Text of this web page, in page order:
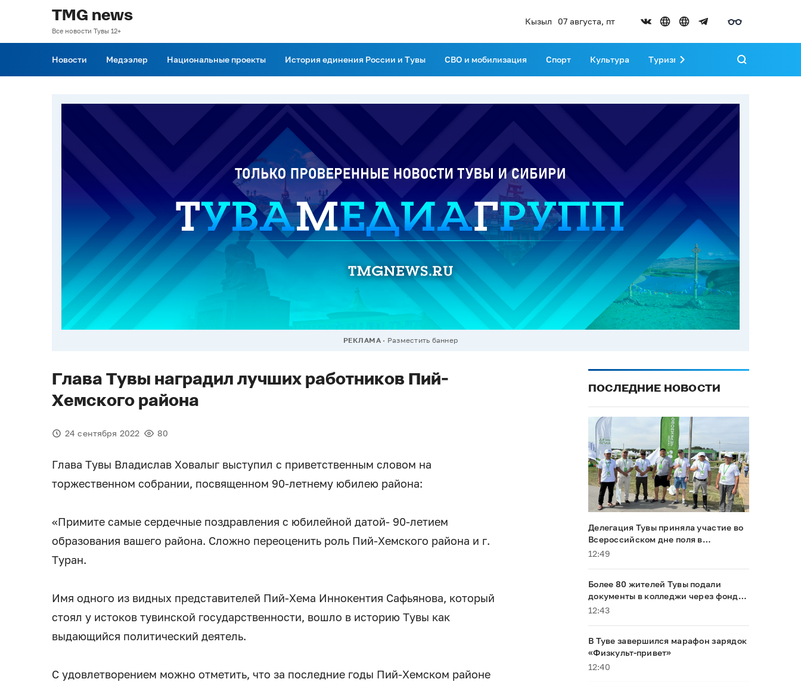
TMG news
Все новости Тувы 12+
Кызыл 07 августа, пт
Новости Медээлер Национальные проекты История единения России и Тувы СВО и мобилизация Спорт Культура Туризм Развитие Тувы
РЕКЛАМА Разместить баннер
Глава Тувы наградил лучших работников Пий-
Хемского района
24 сентября 2022 80
Глава Тувы Владислав Ховалыг выступил с приветственным словом на
торжественном собрании, посвященном 90-летнему юбилею района:
«Примите самые сердечные поздравления с юбилейной датой- 90-летием
образования вашего района. Сложно переоценить роль Пий-Хемского района и г.
Туран.
Имя одного из видных представителей Пий-Хема Иннокентия Сафьянова, который
стоял у истоков тувинской государственности, вошло в историю Тувы как
выдающийся политический деятель.
С удовлетворением можно отметить, что за последние годы Пий-Хемском районе
ПОСЛЕДНИЕ НОВОСТИ
Делегация Тувы приняла участие во
Всероссийском дне поля в
Алтайском крае
12:49
Более 80 жителей Тувы подали
документы в колледжи через фонд
«Защитники Отечества»
12:43
В Туве завершился марафон зарядок
«Физкульт-привет»
12:40